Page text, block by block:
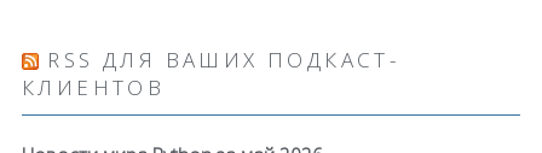
RSS ДЛЯ ВАШИХ ПОДКАСТ-
КЛИЕНТОВ